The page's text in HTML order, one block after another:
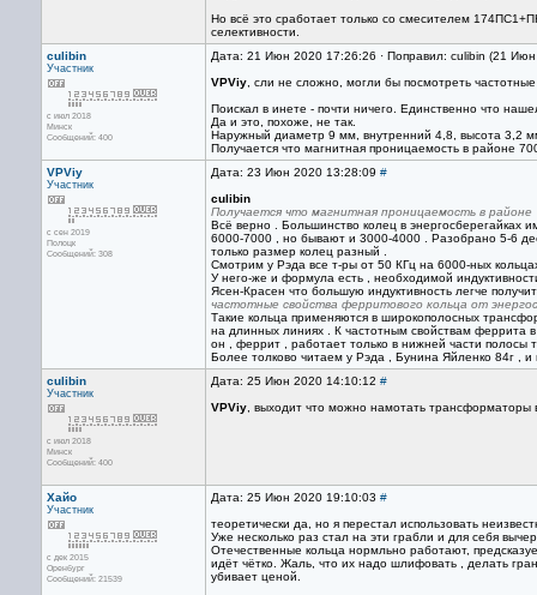
Но всё это сработает только со смесителем
селективности.
culibin
Участник
с июл 2018
Минск
Сообщений: 400
Дата: 21 Июн 2020 17:26:26 · Поправил: culibin (21
VPViy , сли не сложно, могли бы посмотреть
Поискал в инете - почти ничего. Единственно что
Да и это, похоже, не так.
Наружный диаметр 9 мм, внутренний 4,8, высота 3,2
Получается что магнитная проницаемость в районе
VPViy
Участник
с сен 2019
Полоцк
Сообщений: 308
Дата: 23 Июн 2020 13:28:09 #
culibin
Получается что магнитная проницаемость в районе
Всё верно . Большинство колец в энергосберегайках
6000-7000 , но бывают и 3000-4000 . Разобрано 5-6
только размер колец разный .
Смотрим у Рэда все т-ры от 50 КГц на 6000-ных
У него-же и формула есть , необходимой
Ясен-Красен что большую индуктивность легче
частотные свойства ферритового кольца от
Такие кольца применяются в широкополосных
на длинных линиях . К частотным свойствам феррита
он , феррит , работает только в нижней части полосы
Более толково читаем у Рэда , Бунина Яйленко 84г ,
culibin
Участник
с июл 2018
Минск
Сообщений: 400
Дата: 25 Июн 2020 14:10:12 #
VPViy , выходит что можно намотать
Хайо
Участник
с дек 2015
Оренбург
Сообщений: 21539
Дата: 25 Июн 2020 19:10:03 #
теоретически да, но я перестал использовать
Уже несколько раз стал на эти грабли и для себя
Отечественные кольца нормльно работают,
идёт чётко. Жаль, что их надо шлифовать , делать
убивает ценой.